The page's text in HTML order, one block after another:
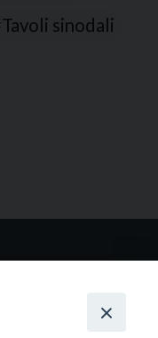
Tavoli sinodali